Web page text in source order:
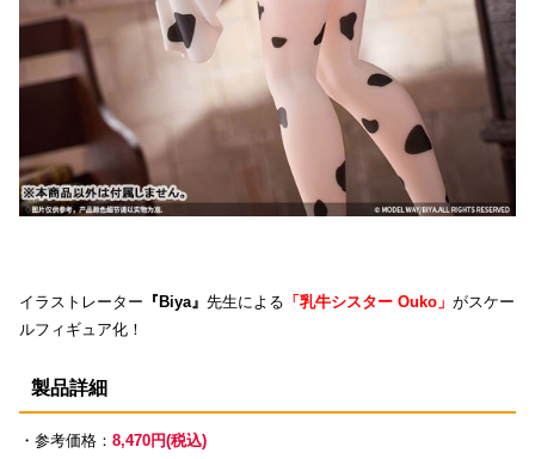
イラストレーター 『Biya』 先生による 「乳牛シスター Ouko」 がスケー
ルフィギュア化！
製品詳細
・参考価格： 8,470円(税込)